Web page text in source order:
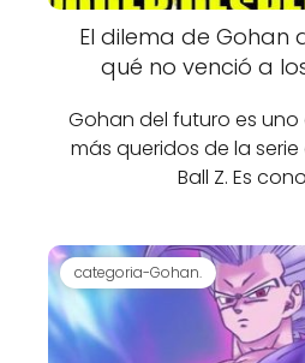
El dilema de Gohan
qué no venció a
Gohan del futuro es uno
más queridos de la
Ball Z. Es
categoria-Gohan.